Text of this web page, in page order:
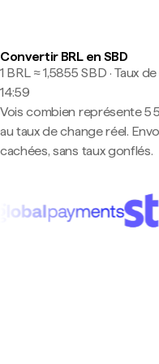
Convertir BRL en SBD
1 BRL ≈ 1,5855 SBD · Taux
14:59
Vois combien représente 5
au taux de change réel.
cachées, sans taux gonflés.